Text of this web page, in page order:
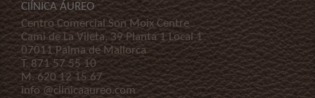
ClÍNICA ÁUREO
Centro Comercial Son Moix Centre
Cami de La Vileta, 39 Planta 1 Local 1
07011 Palma de Mallorca
T.871 57 55 10
M.620 12 15 67
info @clinicaaureo.com